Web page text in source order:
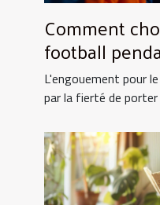
Comment
football
grande
L'engouement pour
par la fierté de porter